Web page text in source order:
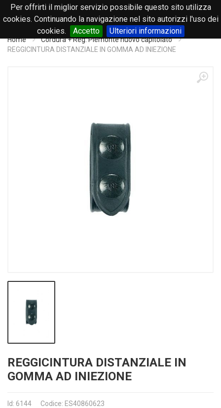
Per offrirti il miglior servizio possibile questo sito utilizza
cookies. Continuando la navigazione nel sito autorizzi l'uso dei
cookies.
Accetto Ulteriori informazioni
0
Home
Cordura + Reg. Piemonte nuovo capitolato
REGGICINTURA DISTANZIALE IN GOMMA AD INIEZIONE
REGGICINTURA DISTANZIALE IN
GOMMA AD INIEZIONE
Id: 6144
Codice: ES40860623